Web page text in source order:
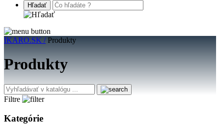
IKARO.SK /Produkty
Produkty
Filtre
Kategórie